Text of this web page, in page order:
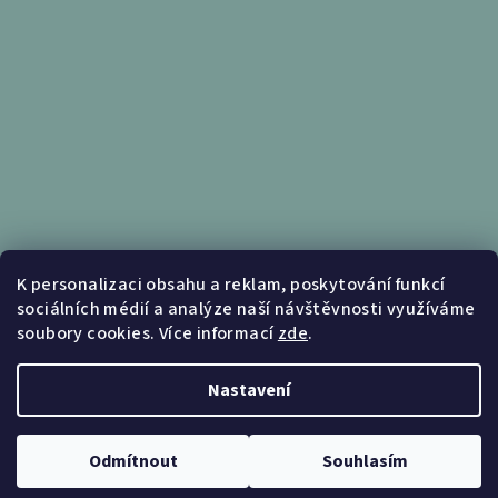
K personalizaci obsahu a reklam, poskytování funkcí
sociálních médií a analýze naší návštěvnosti využíváme
soubory cookies. Více informacízde.
Nastavení
Odmítnout Souhlasím
Informace pro vás
Obchodní podmínky
Upravit nastavení cookies
Vytvořil Shoptet